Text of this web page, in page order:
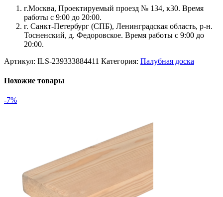
г.Москва, Проектируемый проезд № 134, к30. Время
работы с 9:00 до 20:00.
г. Санкт-Петербург (СПБ), Ленинградская область, р-н.
Тосненский, д. Федоровское. Время работы с 9:00 до
20:00.
Артикул: ILS-239333884411 Категория: Палубная доска
Похожие товары
-7%